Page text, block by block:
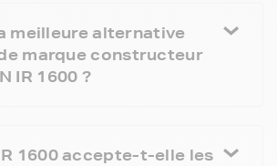
meilleure alternative
marque constructeur
IR 1600 ?
1600 accepte-t-elle les